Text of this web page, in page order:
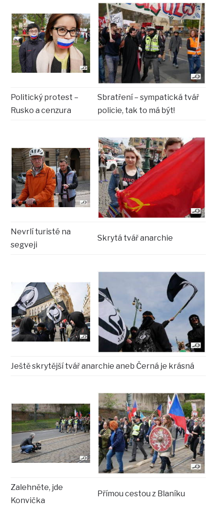
Politický protest –
Rusko a cenzura
Sbratření – sympatická tvář
policie, tak to má být!
Nevrlí turisté na
segveji
Skrytá tvář anarchie
Ještě skrytější tvář anarchie aneb Černá je krásná
Zalehněte, jde
Konvička
Přímou cestou z Blaníku